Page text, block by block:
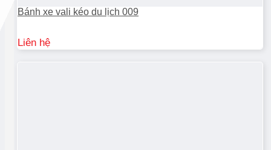
Bánh xe vali kéo du lịch 009
Liên hệ